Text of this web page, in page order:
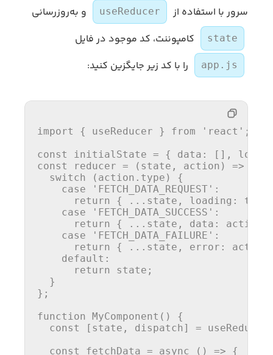
سرور با استفاده از
useReducer و به‌روزرسانی
state کامپوننت، کد موجود در فایل
app.js را با کد زیر جایگزین کنید:
import { useReducer } from 'react' ;
const
initialState = { data : [],
const
reducer = ( state, action ) => {
switch (action. type ) {
case
'FETCH_DATA_REQUEST' :
return { ...state, loading : true
case
'FETCH_DATA_SUCCESS' :
return { ...state, data : action.
case
'FETCH_DATA_FAILURE' :
return { ...state, error :
default :
return state;
  }
};
function MyComponent ( ) {
const
[state, dispatch] = useReducer
const
fetchData = async ( ) => {